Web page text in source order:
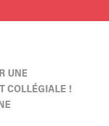
UNE
COLLÉGIALE !